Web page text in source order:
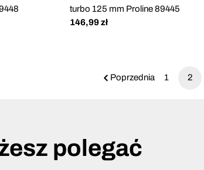
turbo 125 mm Proline 89445
Cena
146,99 zł
Poprzednia 1 2
polegać